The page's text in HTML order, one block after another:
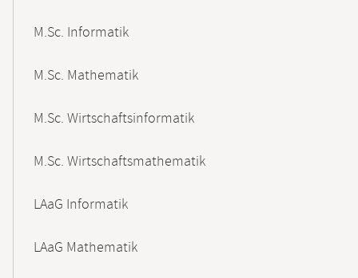
M.Sc. Informatik
M.Sc. Mathematik
M.Sc. Wirtschaftsinformatik
M.Sc. Wirtschaftsmathematik
LAaG Informatik
LAaG Mathematik